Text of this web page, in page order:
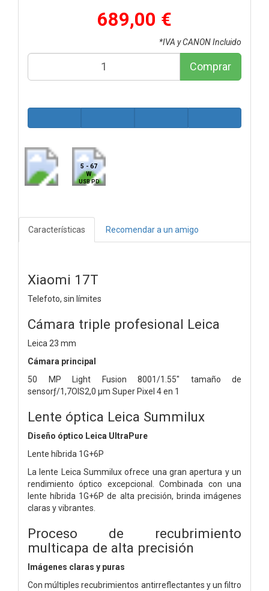
689,00 €
*IVA y CANON Incluido
Comprar
5 - 67
W
USB PD
Características Recomendar a un amigo
Xiaomi 17T
Telefoto, sin límites
Cámara triple profesional Leica
Leica 23 mm
Cámara principal
50 MP Light Fusion 8001/1.55" tamaño de
sensorƒ/1,7OIS2,0 µm Super Pixel 4 en 1
Lente óptica Leica Summilux
Diseño óptico Leica UltraPure
Lente híbrida 1G+6P
La lente Leica Summilux ofrece una gran apertura y un
rendimiento óptico excepcional. Combinada con una
lente híbrida 1G+6P de alta precisión, brinda imágenes
claras y vibrantes.
Proceso de recubrimiento
multicapa de alta precisión
Imágenes claras y puras
Con múltiples recubrimientos antirreflectantes y un filtro